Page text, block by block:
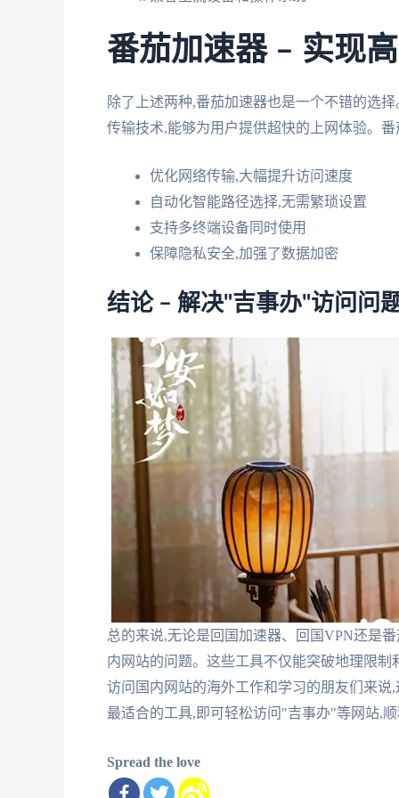
番茄加速器 – 实现
除了上述两种,番茄加速器也是一个不错的选
传输技术,能够为用户提供超快的上网体验。
优化网络传输,大幅提升访问速度
自动化智能路径选择,无需繁琐设置
支持多终端设备同时使用
保障隐私安全,加强了数据加密
结论 – 解决"吉事办"访问问
总的来说,无论是回国加速器、回国VPN还是
内网站的问题。这些工具不仅能突破地理限
访问国内网站的海外工作和学习的朋友们来
最适合的工具,即可轻松访问"吉事办"等网站,
Spread the love